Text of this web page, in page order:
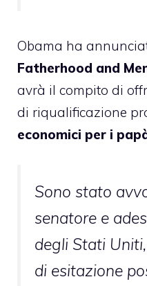
Obama ha
Fatherhood and
avrà il compito di
di riqualificazione
economici per i
Sono stato
senatore e
degli Stati
di esitazione